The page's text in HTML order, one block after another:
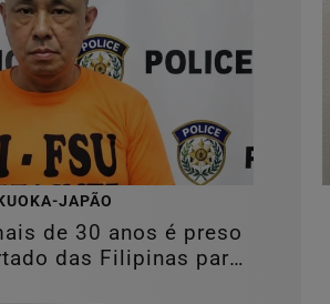
JAPÃO
de 30 anos é preso
das Filipinas para